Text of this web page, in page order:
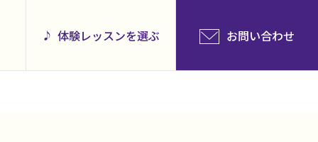
体験レッスンを選ぶ お問い合わせ